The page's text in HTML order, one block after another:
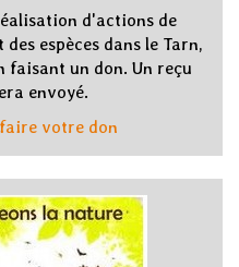
d'actions de
espèces dans le Tarn,
faisant un don. Un reçu
envoyé.
votre don